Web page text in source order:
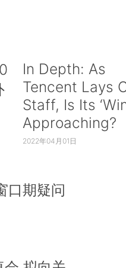
In Depth: As
Tencent Lays
Staff, Is Its
Approaching?
2022年04月01日
口期疑问